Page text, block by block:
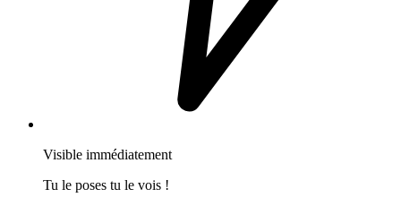
Visible immédiatement
Tu le poses tu le vois !